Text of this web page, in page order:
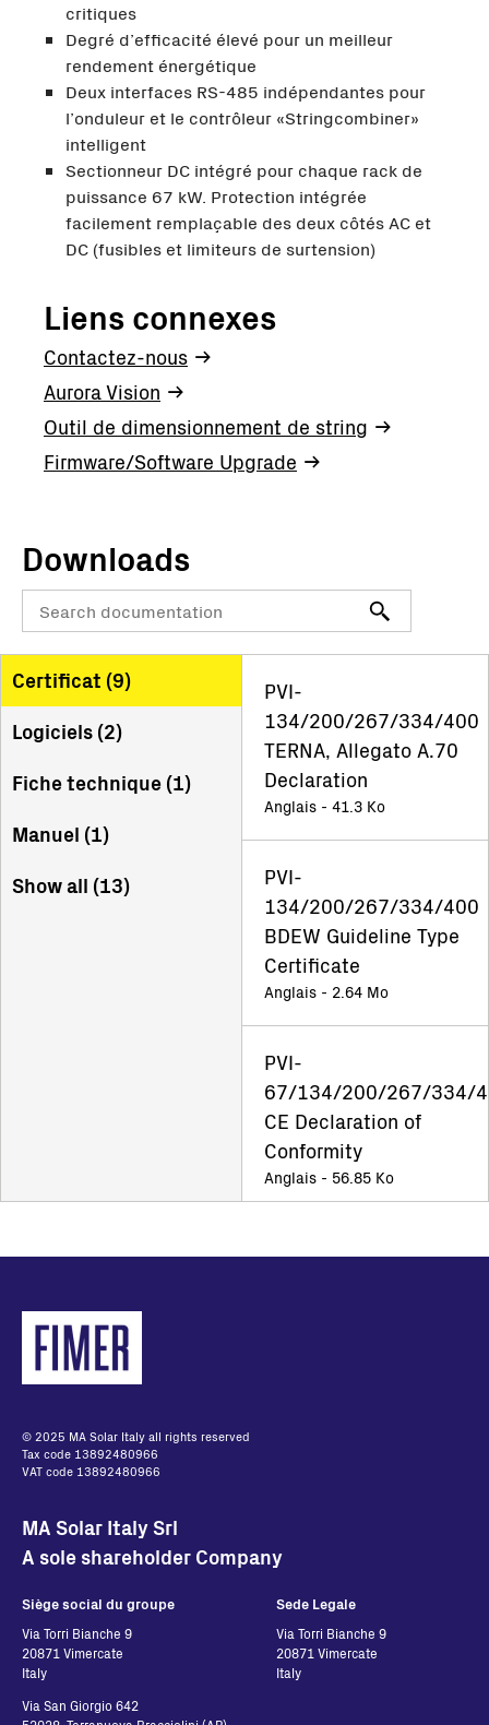
critiques
Degré d’efficacité élevé pour un meilleur
rendement énergétique
Deux interfaces RS-485 indépendantes pour
l’onduleur et le contrôleur «Stringcombiner»
intelligent
Sectionneur DC intégré pour chaque rack de
puissance 67 kW. Protection intégrée
facilement remplaçable des deux côtés AC et
DC (fusibles et limiteurs de surtension)
Liens connexes
Contactez-nous
Aurora Vision
Outil de dimensionnement de string
Firmware/Software Upgrade
Downloads
Certificat (9)
Logiciels (2)
Fiche technique (1)
Manuel (1)
Show all (13)
PVI-
134/200/267/334/400
TERNA, Allegato A.70
Declaration
Anglais - 41.3 Ko
PVI-
134/200/267/334/400
BDEW Guideline Type
Certificate
Anglais - 2.64 Mo
PVI-
67/134/200/267/334/
CE Declaration of
Conformity
Anglais - 56.85 Ko
134/200/267/334/400
IEC 62109-1
Certificate of
© 2025 MA Solar Italy all rights reserved
Tax code 13892480966
VAT code 13892480966
MA Solar Italy Srl
A sole shareholder Company
Siège social du groupe
Via Torri Bianche 9
20871 Vimercate
Italy
Via San Giorgio 642
Sede Legale
Via Torri Bianche 9
20871 Vimercate
Italy